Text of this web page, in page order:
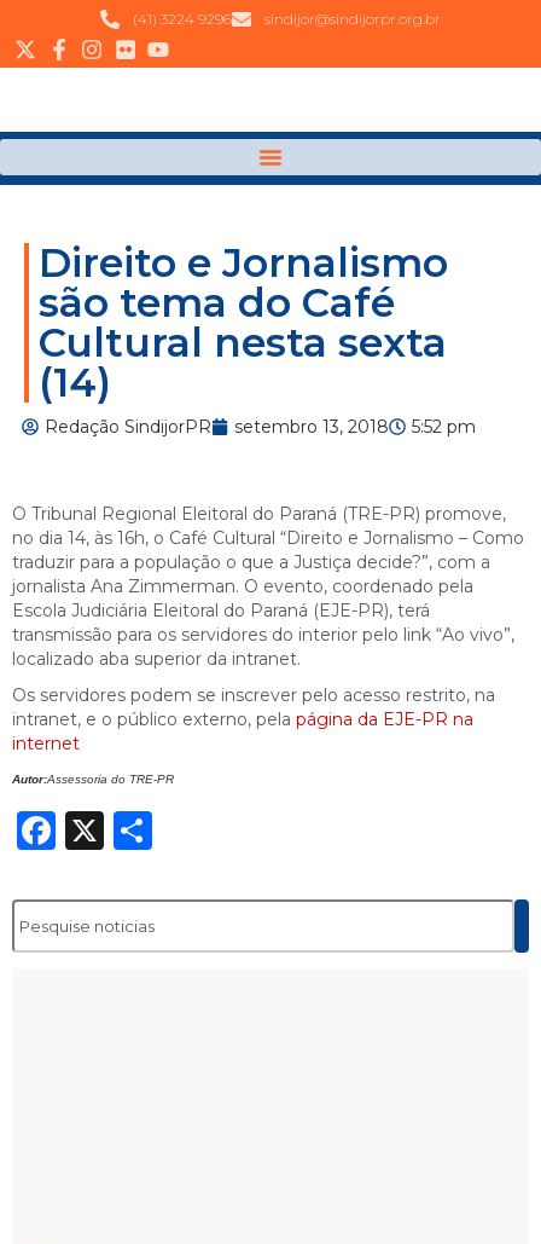
(41) 3224 9296 sindijor@sindijorpr.org.br
Direito e Jornalismo
são tema do Café
Cultural nesta sexta
(14)
Redação SindijorPR setembro 13, 2018 5:52 pm
O Tribunal Regional Eleitoral do Paraná (TRE-PR) promove,
no dia 14, às 16h, o Café Cultural “Direito e Jornalismo – Como
traduzir para a população o que a Justiça decide?”, com a
jornalista Ana Zimmerman. O evento, coordenado pela
Escola Judiciária Eleitoral do Paraná (EJE-PR), terá
transmissão para os servidores do interior pelo link “Ao vivo”,
localizado aba superior da intranet.
Os servidores podem se inscrever pelo acesso restrito, na
intranet, e o público externo, pela página da EJE-PR na
internet
Autor:Assessoria do TRE-PR
Facebook
X